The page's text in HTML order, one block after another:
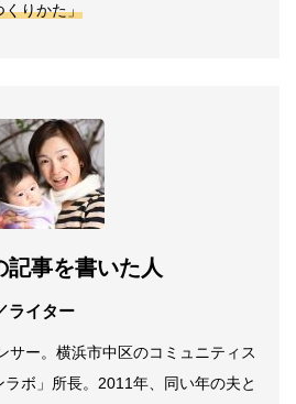
くりかた」
記事を書いた人
ライター
サー。横浜市中区のコミュニティス
ボ」所長。2011年、同い年の夫と